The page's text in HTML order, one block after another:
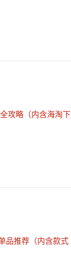
攻略（内含海淘下
品推荐（内含款式